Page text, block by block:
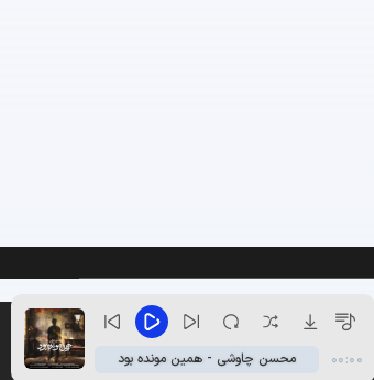
محسن چاوشی - همین مونده بود 00:00